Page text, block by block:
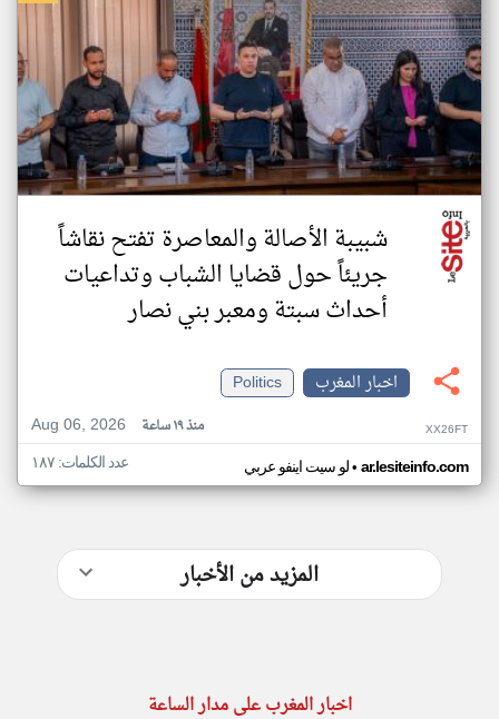
شبيبة الأصالة والمعاصرة تفتح نقاشاً
جريئاً حول قضايا الشباب وتداعيات
أحداث سبتة ومعبر بني نصار
اخبار المغرب
Politics
Aug 06, 2026
منذ ١٩ ساعة XX26FT
لو سيت اينفو عربي• ar.lesiteinfo.com عدد الكلمات: ١٨٧
المزيد من الأخبار
اخبار المغرب على مدار الساعة